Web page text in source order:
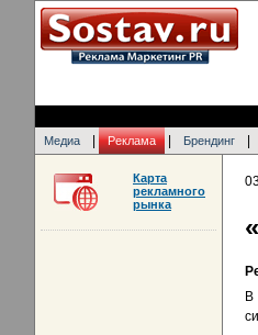
Медиа Реклама Брендинг
В
Карта
рекламного
рынка